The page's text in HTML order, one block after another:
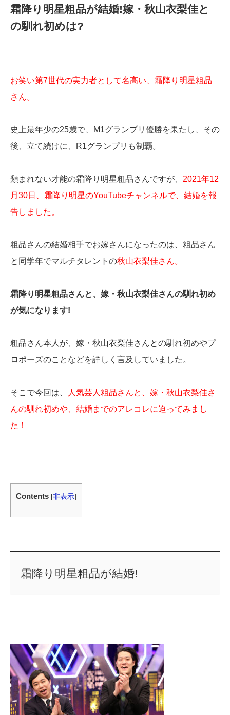
霜降り明星粗品が結婚!嫁・秋山衣梨佳と
の馴れ初めは?
お笑い第7世代の実力者として名高い、霜降り明星粗品
さん。
史上最年少の25歳で、M1グランプリ優勝を果たし、その
後、立て続けに、R1グランプリも制覇。
類まれない才能の霜降り明星粗品さんですが、 2021年12
月30日、霜降り明星のYouTubeチャンネルで、結婚を報
告しました。
粗品さんの結婚相手でお嫁さんになったのは、粗品さん
と同学年でマルチタレントの秋山衣梨佳さん。
霜降り明星粗品さんと、嫁・秋山衣梨佳さんの馴れ初め
が気になります!
粗品さん本人が、嫁・秋山衣梨佳さんとの馴れ初めやプ
ロポーズのことなどを詳しく言及していました。
そこで今回は、 人気芸人 粗品さんと、嫁・秋山衣梨佳さ
んの馴れ初めや、結婚までのアレコレに迫ってみまし
た！
Contents [非表示]
霜降り明星粗品が結婚!